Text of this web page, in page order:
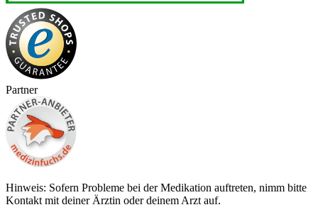
Partner
Hinweis: Sofern Probleme bei der Medikation auftreten, nimm bitte
Kontakt mit deiner Ärztin oder deinem Arzt auf.